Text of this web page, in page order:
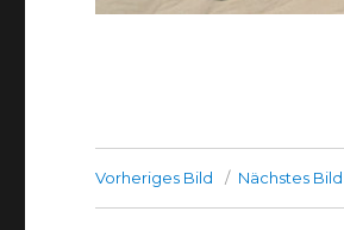
Vorheriges Bild Nächstes Bild